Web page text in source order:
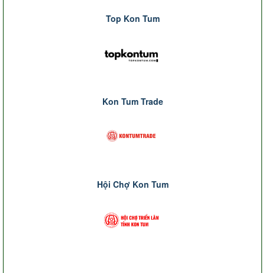
Top Kon Tum
Kon Tum Trade
Hội Chợ Kon Tum